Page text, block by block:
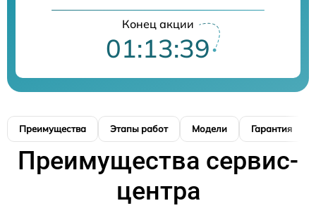
Конец акции
01:13:38
Преимущества Этапы работ Модели Гарантия
Преимущества сервис-
центра